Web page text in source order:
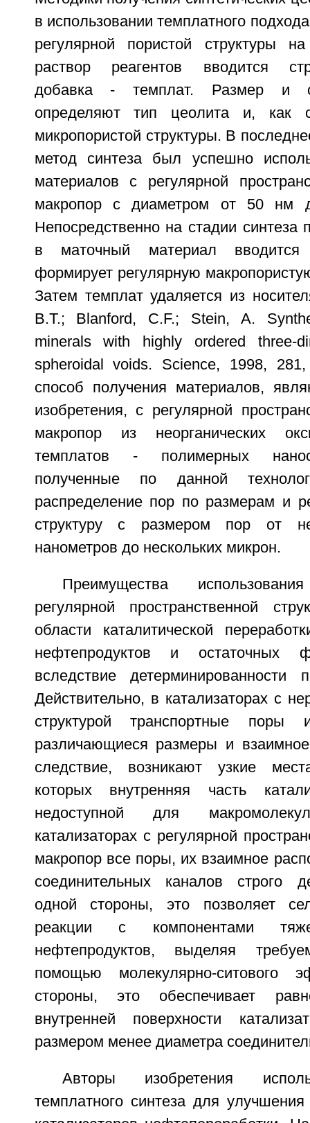
в использовании темплатного
регулярной пористой структуры
раствор реагентов вводится
добавка - темплат. Размер и
определяют тип цеолита и, как
микропористой структуры. В
метод синтеза был успешно
материалов с регулярной
макропор с диаметром от 50 нм
Непосредственно на стадии синтеза
в маточный материал вводится
формирует регулярную
Затем темплат удаляется из
В.Т.; Blanford, С.F.; Stein, A.
minerals with highly ordered three-
spheroidal voids. Science, 1998, 281,
способ получения материалов,
изобретения, с регулярной
макропор из неорганических
темплатов - полимерных
полученные по данной
распределение пор по размерам и
структуру с размером пор от
нанометров до нескольких микрон.
Преимущества
регулярной пространственной
области каталитической
нефтепродуктов и остаточных
вследствие детерминированности
Действительно, в катализаторах с
структурой транспортные поры
различающиеся размеры и
следствие, возникают узкие
которых внутренняя часть
недоступной для
катализаторах с регулярной
макропор все поры, их взаимное
соединительных каналов строго
одной стороны, это позволяет
реакции с компонентами
нефтепродуктов, выделяя
помощью молекулярно-ситового
стороны, это обеспечивает
внутренней поверхности
размером менее диаметра
Авторы изобретения
темплатного синтеза для улучшения